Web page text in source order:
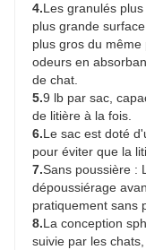
4.Les granulés
plus grande
plus gros du
odeurs en
de chat.
5.9 lb par sac,
de litière à la fois.
6.Le sac est doté
pour éviter que la
7.Sans poussière :
dépoussiérage
pratiquement sans
8.La conception
suivie par les